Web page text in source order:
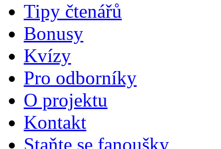
Tipy čtenářů
Bonusy
Kvízy
Pro odborníky
O projektu
Kontakt
Staňte se fanoušky